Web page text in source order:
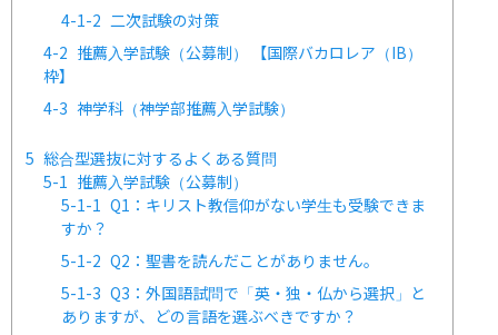
4-1-2 二次試験の対策
4-2 推薦入学試験（公募制） 【国際バカロレア（IB）
枠】
4-3 神学科（神学部推薦入学試験）
5 総合型選抜に対するよくある質問
5-1 推薦入学試験（公募制）
5-1-1 Q1：キリスト教信仰がない学生も受験できま
すか？
5-1-2 Q2：聖書を読んだことがありません。
5-1-3 Q3：外国語試問で「英・独・仏から選択」と
ありますが、どの言語を選ぶべきですか？